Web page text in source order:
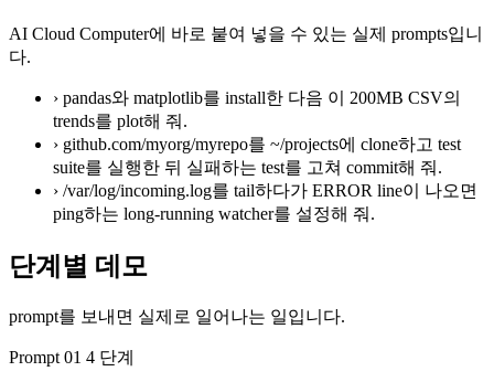
AI Cloud Computer에 바로 붙여 넣을 수 있는 실제 prompts입니
다.
› pandas와 matplotlib를 install한 다음 이 200MB CSV의
trends를 plot해 줘.
› github.com/myorg/myrepo를 ~/projects에 clone하고 test
suite를 실행한 뒤 실패하는 test를 고쳐 commit해 줘.
› /var/log/incoming.log를 tail하다가 ERROR line이 나오면
ping하는 long-running watcher를 설정해 줘.
단계별 데모
prompt를 보내면 실제로 일어나는 일입니다.
Prompt 01 4 단계